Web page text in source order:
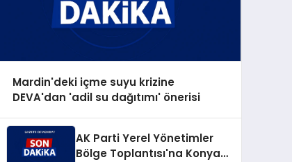
Mardin'deki içme suyu krizine
DEVA'dan 'adil su dağıtımı' önerisi
AK Parti Yerel Yönetimler
Bölge Toplantısı'na Konya